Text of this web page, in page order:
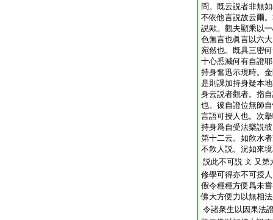
問。既云説者非無
不依他言説故云爾
説歟。觀夫顯乘以
色無言也眞言以六
宛然也。既具三密
十心悉滅何有自證
持身奮迅示現時。
是則課加持身疑本
身云説者觀者。指
也。彼自證位無師
言語可授人也。次
持身爲自受法樂説
第十二云。如飮水
不飮人説。況如來
説此不可説 文 又第
修學可得亦不可授
假令種種方便爲未
佛大方便力以無相
令諸衆生以因果法